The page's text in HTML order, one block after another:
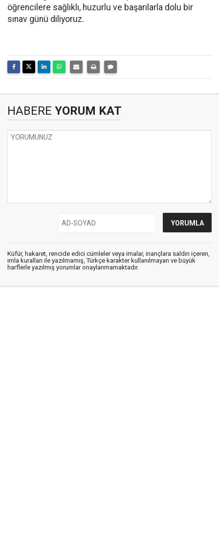
öğrencilere sağlıklı, huzurlu ve başarılarla dolu bir
sınav günü diliyoruz.
HABERE YORUM KAT
Küfür, hakaret, rencide edici cümleler veya imalar, inançlara saldırı içeren,
imla kuralları ile yazılmamış, Türkçe karakter kullanılmayan ve büyük
harflerle yazılmış yorumlar onaylanmamaktadır.